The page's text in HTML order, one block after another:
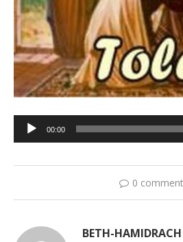
Lecteur
audio
00:00
0
BETH-HAMIDRACH